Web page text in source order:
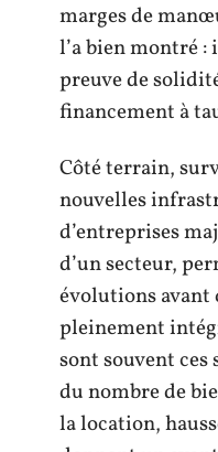
marges de
l’a bien montré
preuve de
financement à
Côté terrain,
nouvelles
d’entreprises
d’un secteur,
évolutions avant
pleinement
sont souvent ces
du nombre de
la location,